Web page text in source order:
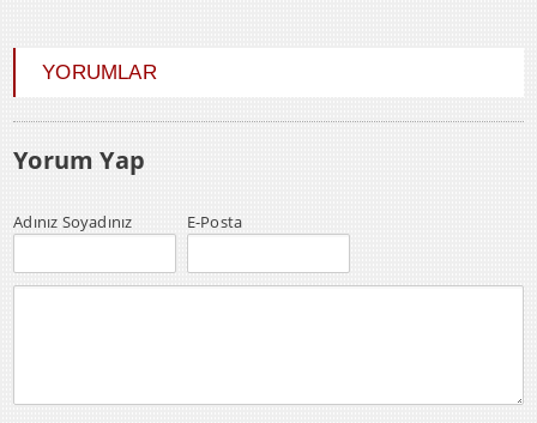
YORUMLAR
Yorum Yap
Adınız Soyadınız E-Posta